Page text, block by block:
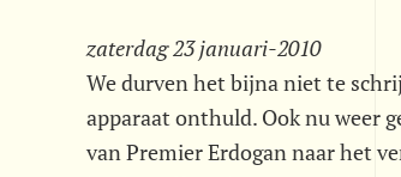
zaterdag 23 januari-2010
We durven het bijna niet te
apparaat onthuld. Ook nu weer
van Premier Erdogan naar het